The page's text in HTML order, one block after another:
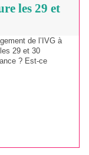
les 29 et
de l’IVG à
29 et 30
? Est-ce